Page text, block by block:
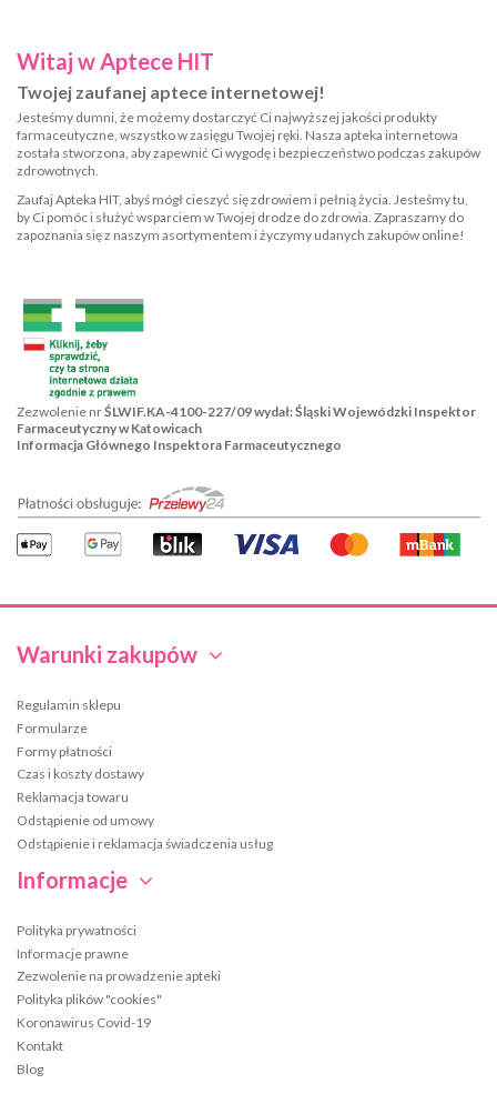
Warunki zakupów
Regulamin sklepu
Formularze
Formy płatności
Czas i koszty dostawy
Reklamacja towaru
Odstąpienie od umowy
Odstąpienie i reklamacja świadczenia usług
Informacje
Polityka prywatności
Informacje prawne
Zezwolenie na prowadzenie apteki
Polityka plików "cookies"
Koronawirus Covid-19
Kontakt
Blog
Witaj w Aptece HIT
Twojej zaufanej aptece internetowej!
Jesteśmy dumni, że możemy dostarczyć Ci najwyższej jakości produkty
farmaceutyczne, wszystko w zasięgu Twojej ręki. Nasza apteka internetowa
została stworzona, aby zapewnić Ci wygodę i bezpieczeństwo podczas zakupów
zdrowotnych.
Zaufaj Apteka HIT, abyś mógł cieszyć się zdrowiem i pełnią życia. Jesteśmy tu,
by Ci pomóc i służyć wsparciem w Twojej drodze do zdrowia. Zapraszamy do
zapoznania się z naszym asortymentem i życzymy udanych zakupów online!
Zezwolenie nrŚLWIF.KA-4100-227/09 wydał: Śląski Wojewódzki Inspektor
Farmaceutyczny w Katowicach
Informacja Głównego Inspektora Farmaceutycznego